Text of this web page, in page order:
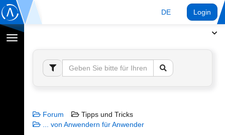
DE Login
Navigation
umschalten
Forum
Tipps und Tricks
... von Anwendern für Anwender